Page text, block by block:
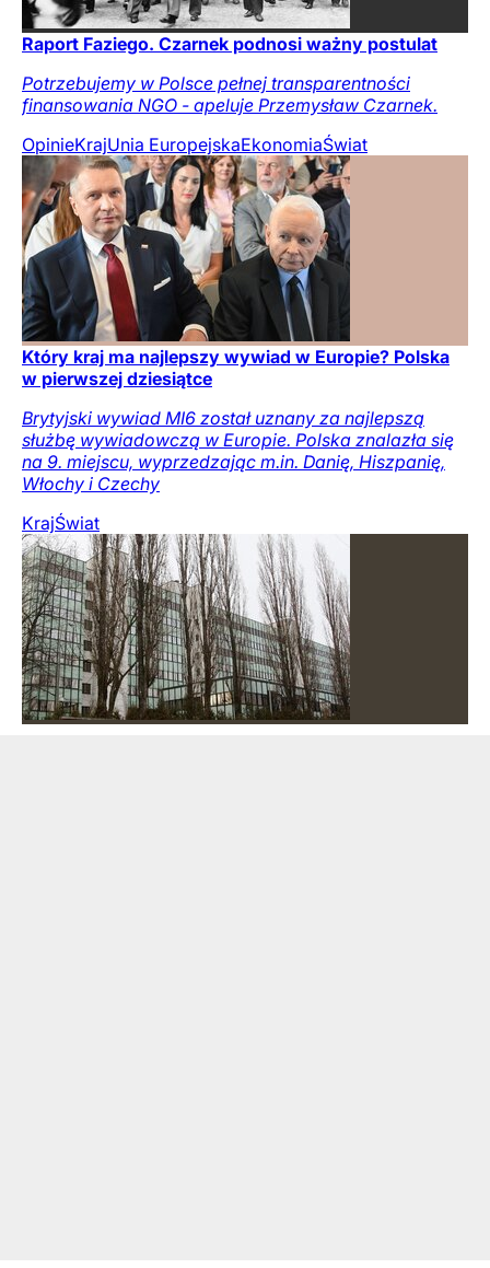
Raport Faziego. Czarnek podnosi ważny postulat
Potrzebujemy w Polsce pełnej transparentności
finansowania NGO - apeluje Przemysław Czarnek.
OpinieKrajUnia EuropejskaEkonomiaŚwiat
Który kraj ma najlepszy wywiad w Europie? Polska
w pierwszej dziesiątce
Brytyjski wywiad MI6 został uznany za najlepszą
służbę wywiadowczą w Europie. Polska znalazła się
na 9. miejscu, wyprzedzając m.in. Danię, Hiszpanię,
Włochy i Czechy
KrajŚwiat